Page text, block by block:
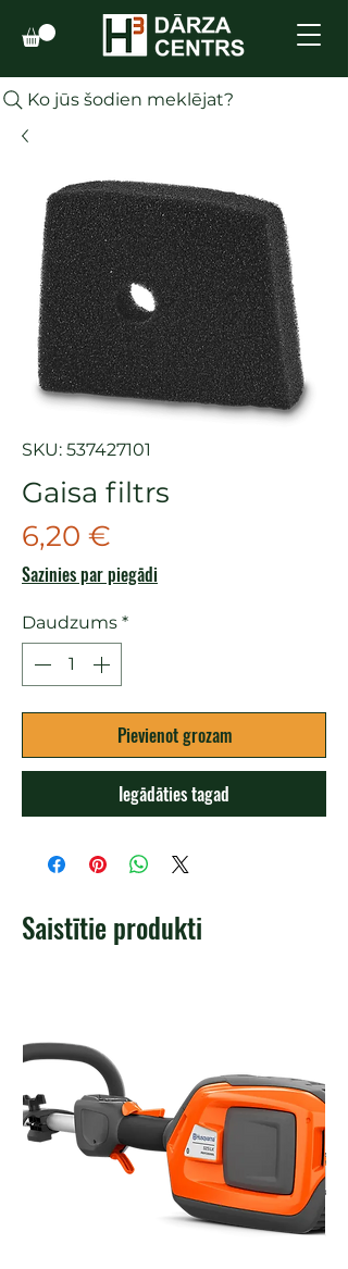
Ko jūs šodien meklējat?
SKU: 537427101
Gaisa filtrs
6,20 €
Sazinies par piegādi
Daudzums *
Pievienot grozam
Iegādāties tagad
Saistītie produkti